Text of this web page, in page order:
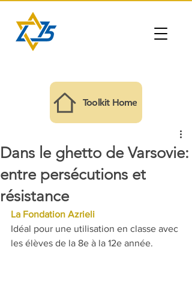
Toolkit Home
Dans le ghetto de Varsovie:
entre persécutions et
résistance
La Fondation Azrieli
Idéal pour une utilisation en classe avec
les élèves de la 8e à la 12e année.